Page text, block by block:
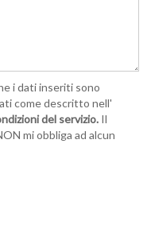
i dati inseriti sono
come descritto nell'
del servizio.
mi obbliga ad alcun